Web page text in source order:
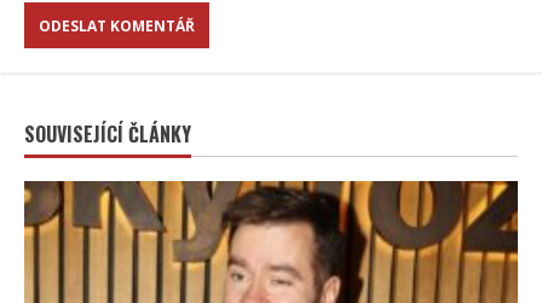
SOUVISEJÍCÍ ČLÁNKY